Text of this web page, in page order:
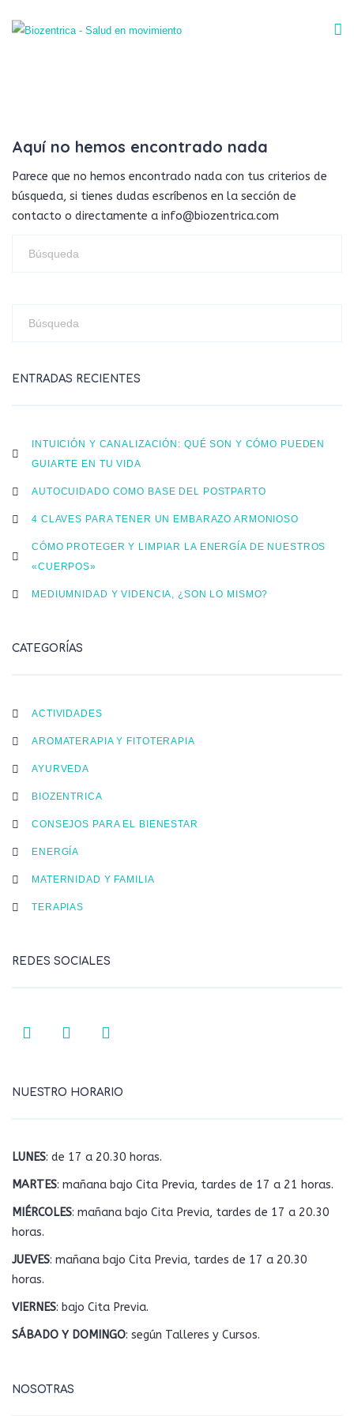
Aquí no hemos encontrado nada
Parece que no hemos encontrado nada con tus criterios de
búsqueda, si tienes dudas escríbenos en la sección de
contacto o directamente a info@biozentrica.com
ENTRADAS RECIENTES
INTUICIÓN Y CANALIZACIÓN: QUÉ SON Y CÓMO PUEDEN
GUIARTE EN TU VIDA
AUTOCUIDADO COMO BASE DEL POSTPARTO
4 CLAVES PARA TENER UN EMBARAZO ARMONIOSO
CÓMO PROTEGER Y LIMPIAR LA ENERGÍA DE NUESTROS
«CUERPOS»
MEDIUMNIDAD Y VIDENCIA, ¿SON LO MISMO?
CATEGORÍAS
ACTIVIDADES
AROMATERAPIA Y FITOTERAPIA
AYURVEDA
BIOZENTRICA
CONSEJOS PARA EL BIENESTAR
ENERGÍA
MATERNIDAD Y FAMILIA
TERAPIAS
REDES SOCIALES
NUESTRO HORARIO
LUNES: de 17 a 20.30 horas.
MARTES: mañana bajo Cita Previa, tardes de 17 a 21 horas.
MIÉRCOLES: mañana bajo Cita Previa, tardes de 17 a 20.30
horas.
JUEVES: mañana bajo Cita Previa, tardes de 17 a 20.30
horas.
VIERNES: bajo Cita Previa.
SÁBADO Y DOMINGO: según Talleres y Cursos.
NOSOTRAS